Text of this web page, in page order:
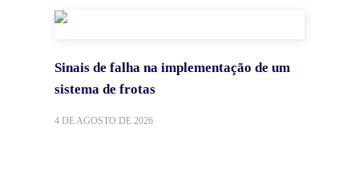
Sinais de falha na implementação de um
sistema de frotas
4 DE AGOSTO DE 2026